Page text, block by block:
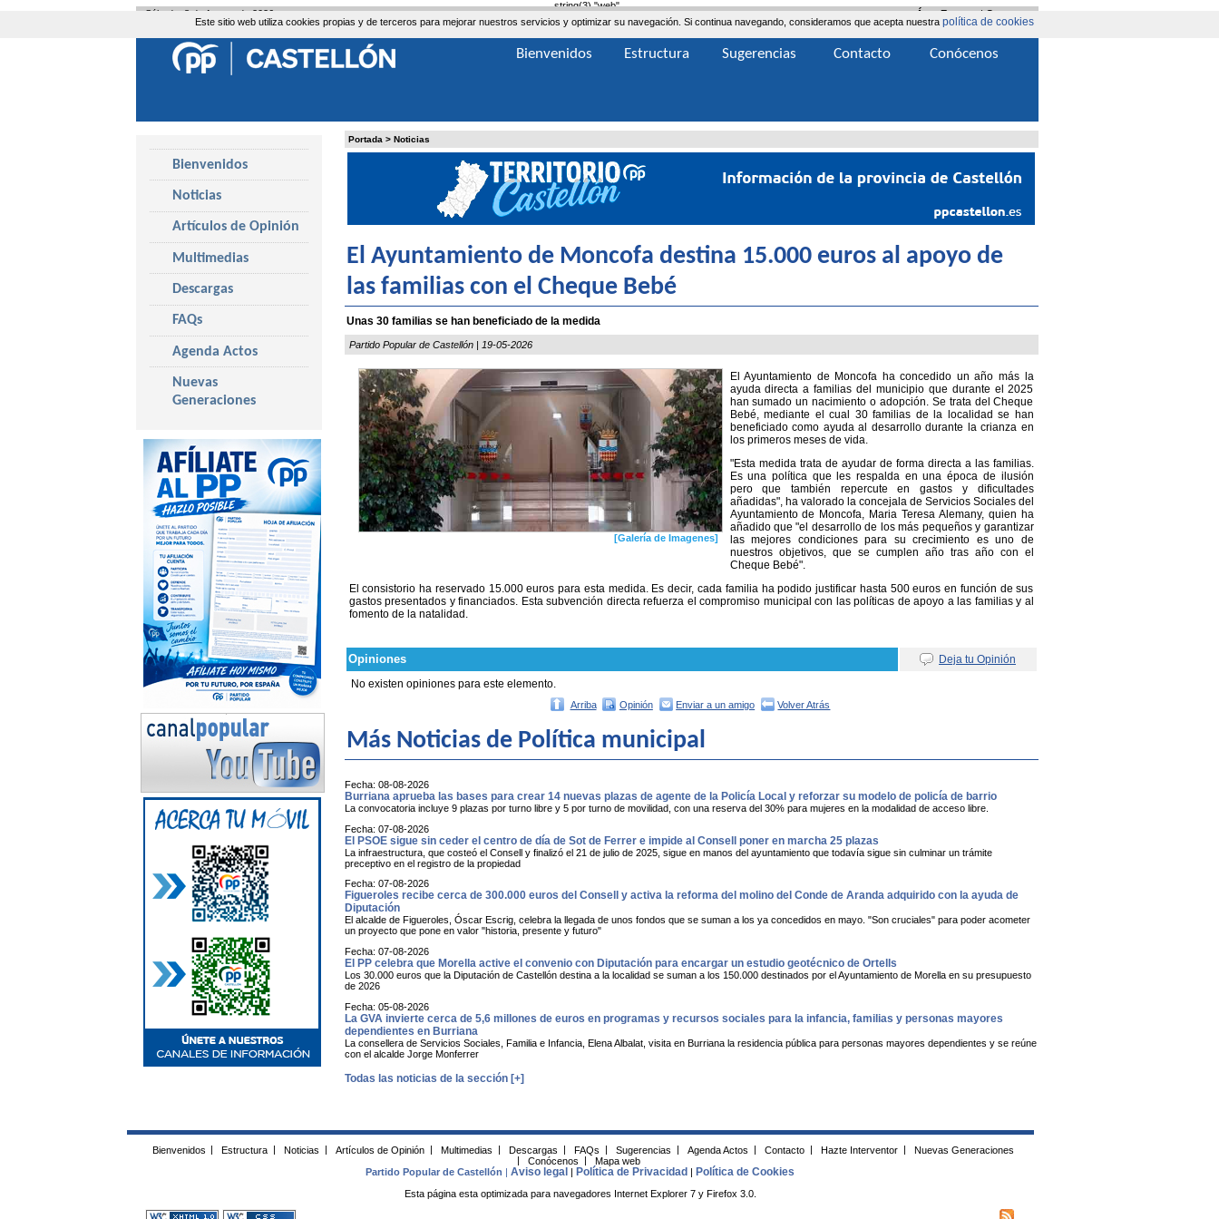
string(3) "web"
Este sitio web utiliza cookies propias y de terceros para mejorar nuestros servicios y optimizar su navegación. Si continua navegando, consideramos que acepta nuestra política de cookies
Portada > Noticias
El Ayuntamiento de Moncofa destina 15.000 euros al apoyo de
las familias con el Cheque Bebé
Unas 30 familias se han beneficiado de la medida
Partido Popular de Castellón | 19-05-2026
[Galería de Imagenes]
El Ayuntamiento de Moncofa ha concedido un año más la
ayuda directa a familias del municipio que durante el 2025
han sumado un nacimiento o adopción. Se trata del Cheque
Bebé, mediante el cual 30 familias de la localidad se han
beneficiado como ayuda al desarrollo durante la crianza en
los primeros meses de vida.
"Esta medida trata de ayudar de forma directa a las familias.
Es una política que les respalda en una época de ilusión
pero que también repercute en gastos y dificultades
añadidas", ha valorado la concejala de Servicios Sociales del
Ayuntamiento de Moncofa, Maria Teresa Alemany, quien ha
añadido que "el desarrollo de los más pequeños y garantizar
las mejores condiciones para su crecimiento es uno de
nuestros objetivos, que se cumplen año tras año con el
Cheque Bebé".
El consistorio ha reservado 15.000 euros para esta medida. Es decir, cada familia ha podido justificar hasta 500 euros en función de sus
gastos presentados y financiados. Esta subvención directa refuerza el compromiso municipal con las políticas de apoyo a las familias y al
fomento de la natalidad.
Opiniones
Deja tu Opinión
No existen opiniones para este elemento.
Arriba Opinión Enviar a un amigo Volver Atrás
Más Noticias de Política municipal
Fecha: 08-08-2026
Burriana aprueba las bases para crear 14 nuevas plazas de agente de la Policía Local y reforzar su modelo de policía de barrio
La convocatoria incluye 9 plazas por turno libre y 5 por turno de movilidad, con una reserva del 30% para mujeres en la modalidad de acceso libre.
Fecha: 07-08-2026
El PSOE sigue sin ceder el centro de día de Sot de Ferrer e impide al Consell poner en marcha 25 plazas
La infraestructura, que costeó el Consell y finalizó el 21 de julio de 2025, sigue en manos del ayuntamiento que todavía sigue sin culminar un trámite
preceptivo en el registro de la propiedad
Fecha: 07-08-2026
Figueroles recibe cerca de 300.000 euros del Consell y activa la reforma del molino del Conde de Aranda adquirido con la ayuda de
Diputación
El alcalde de Figueroles, Óscar Escrig, celebra la llegada de unos fondos que se suman a los ya concedidos en mayo. "Son cruciales" para poder acometer
un proyecto que pone en valor "historia, presente y futuro"
Fecha: 07-08-2026
El PP celebra que Morella active el convenio con Diputación para encargar un estudio geotécnico de Ortells
Los 30.000 euros que la Diputación de Castellón destina a la localidad se suman a los 150.000 destinados por el Ayuntamiento de Morella en su presupuesto
de 2026
Fecha: 05-08-2026
La GVA invierte cerca de 5,6 millones de euros en programas y recursos sociales para la infancia, familias y personas mayores
dependientes en Burriana
La consellera de Servicios Sociales, Familia e Infancia, Elena Albalat, visita en Burriana la residencia pública para personas mayores dependientes y se reúne
con el alcalde Jorge Monferrer
Todas las noticias de la sección [+]
Bienvenidos
Noticias
Artículos de Opinión
Multimedias
Descargas
FAQs
Agenda Actos
Nuevas
Generaciones
Sábado, 8 de Agosto de 2026 |Contacta
Área Extranet
Bienvenidos Estructura Sugerencias Contacto Conócenos
Bienvenidos Estructura Noticias Artículos de Opinión Multimedias Descargas FAQs Sugerencias Agenda Actos Contacto Hazte Interventor
Nuevas Generaciones
Conócenos
Mapa web
Partido Popular de Castellón
Aviso legal Política de Privacidad Política de Cookies
Esta página esta optimizada para navegadores Internet Explorer 7 y Firefox 3.0.